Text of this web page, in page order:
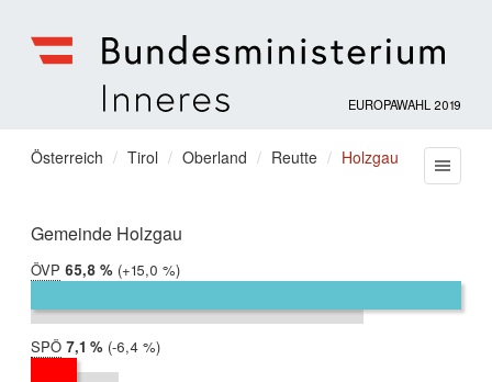
für
Inneres
EUROPAWAHL 2019
Sie
hier:
Österreich Tirol Oberland Reutte Holzgau
Gemeinde Holzgau
ÖVP 2019:
65,8 %
2014:
50,8 %
Differenz:
+15,0 %
SPÖ 2019:
7,1 %
2014:
13,5 %
Differenz:
-6,4 %